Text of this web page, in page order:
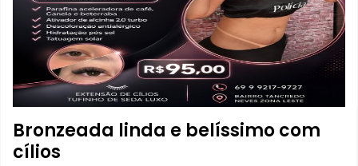
Bronzeada linda e belíssimo com
cílios